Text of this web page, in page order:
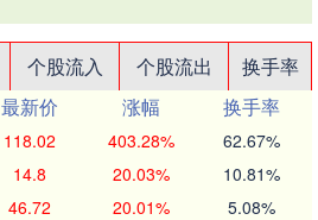
个股流入 个股流出
换手率
最新价 涨幅
换手率
118.02 403.28% 62.67%
14.8 20.03% 10.81%
46.72 20.01% 5.08%